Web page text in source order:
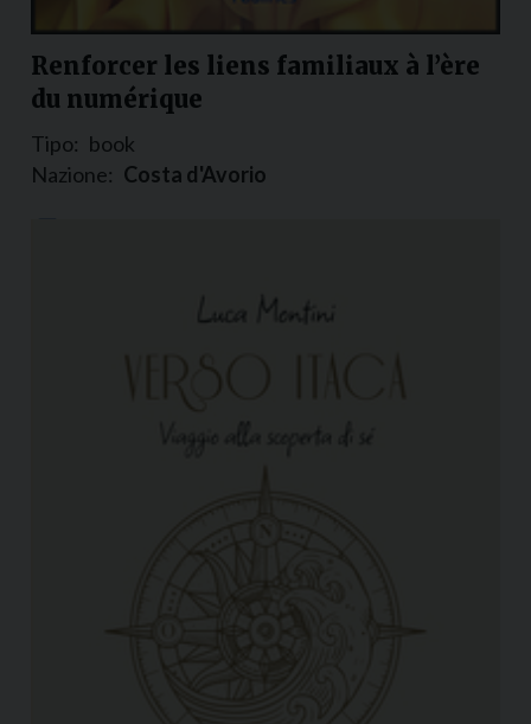
Renforcer les liens familiaux à l’ère
du numérique
Tipo: book
Nazione: Costa d'Avorio